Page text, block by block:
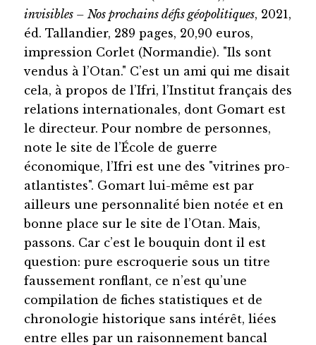
invisibles – Nos prochains défis géopolitiques, 2021,
éd. Tallandier, 289 pages, 20,90 euros,
impression Corlet (Normandie). "Ils sont
vendus à l’Otan." C’est un ami qui me disait
cela, à propos de l’Ifri, l’Institut français des
relations internationales, dont Gomart est
le directeur. Pour nombre de personnes,
note le site de l’École de guerre
économique, l’Ifri est une des "vitrines pro-
atlantistes". Gomart lui-même est par
ailleurs une personnalité bien notée et en
bonne place sur le site de l’Otan. Mais,
passons. Car c’est le bouquin dont il est
question: pure escroquerie sous un titre
faussement ronflant, ce n’est qu’une
compilation de fiches statistiques et de
chronologie historique sans intérêt, liées
entre elles par un raisonnement bancal